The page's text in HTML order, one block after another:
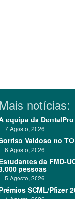
Mais notícias:
equipa da
7 Agosto, 2026
Vaidoso no
6 Agosto, 2026
Estudantes da FMD-
pessoas
5 Agosto, 2026
Prémios SCML/Pfizer